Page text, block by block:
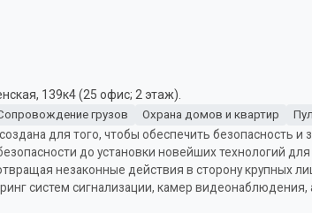
139к4 (25 офис; 2 этаж).
грузов Охрана домов и квартир
для того, чтобы обеспечить безопасность
до установки новейших технологий
незаконные действия в сторону крупных
систем сигнализации, камер